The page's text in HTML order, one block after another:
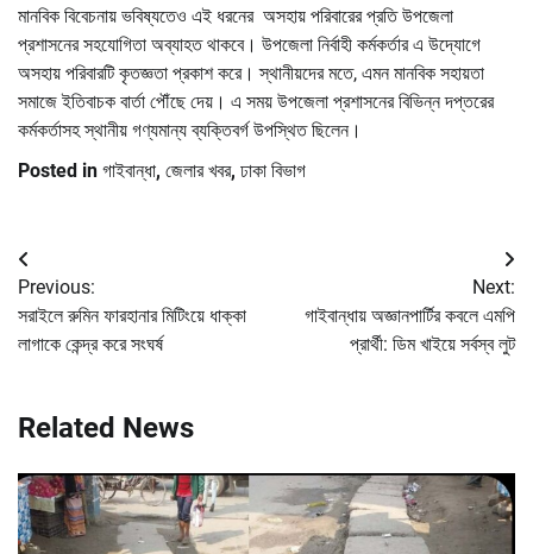
মানবিক বিবেচনায় ভবিষ্যতেও এই ধরনের অসহায় পরিবারের প্রতি উপজেলা
প্রশাসনের সহযোগিতা অব্যাহত থাকবে। উপজেলা নির্বাহী কর্মকর্তার এ উদ্যোগে
অসহায় পরিবারটি কৃতজ্ঞতা প্রকাশ করে। স্থানীয়দের মতে, এমন মানবিক সহায়তা
সমাজে ইতিবাচক বার্তা পৌঁছে দেয়। এ সময় উপজেলা প্রশাসনের বিভিন্ন দপ্তরের
কর্মকর্তাসহ স্থানীয় গণ্যমান্য ব্যক্তিবর্গ উপস্থিত ছিলেন।
Posted in গাইবান্ধা, জেলার খবর, ঢাকা বিভাগ
Post
navigation
Previous:
সরাইলে রুমিন ফারহানার মিটিংয়ে ধাক্কা
লাগাকে কেন্দ্র করে সংঘর্ষ
Next:
গাইবান্ধায় অজ্ঞানপার্টির কবলে এমপি
প্রার্থী: ডিম খাইয়ে সর্বস্ব লুট
Related News